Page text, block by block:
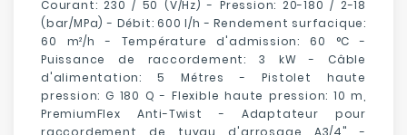
Courant: 230 / 50 (V/Hz) - Pression: 20-180 / 2-18
(bar/MPa) - Débit: 600 l/h - Rendement surfacique:
60 m²/h - Température d'admission: 60 °C -
Puissance de raccordement: 3 kW - Câble
d'alimentation: 5 Métres - Pistolet haute
pression: G 180 Q - Flexible haute pression: 10 m,
PremiumFlex Anti-Twist - Adaptateur pour
raccordement de tuyau d'arrosage A3/4" -